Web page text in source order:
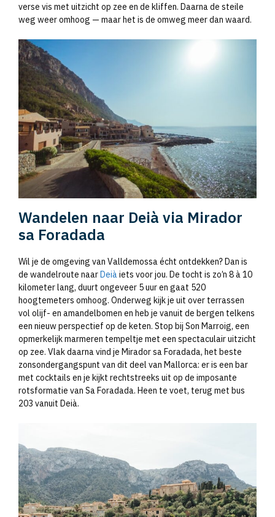
verse vis met uitzicht op zee en de kliffen. Daarna de steile
weg weer omhoog — maar het is de omweg meer dan waard.
Wandelen naar Deià via Mirador
sa Foradada
Wil je de omgeving van Valldemossa écht ontdekken? Dan is
de wandelroute naarDeiàiets voor jou. De tocht is zo’n 8 à 10
kilometer lang, duurt ongeveer 5 uur en gaat 520
hoogtemeters omhoog. Onderweg kijk je uit over terrassen
vol olijf- en amandelbomen en heb je vanuit de bergen telkens
een nieuw perspectief op de keten. Stop bij Son Marroig, een
opmerkelijk marmeren tempeltje met een spectaculair uitzicht
op zee. Vlak daarna vind je Mirador sa Foradada, het beste
zonsondergangspunt van dit deel van Mallorca: er is een bar
met cocktails en je kijkt rechtstreeks uit op de imposante
rotsformatie van Sa Foradada. Heen te voet, terug met bus
203 vanuit Deià.